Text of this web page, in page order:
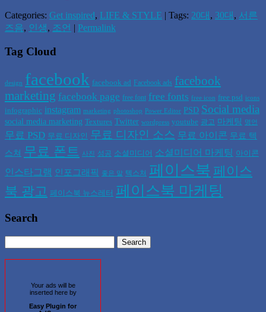
Categories: Get inspired, LIFE & STYLE | Tags: 20대 , 30대 , 서른
즈음, 인생, 조언 | Permalink
Tag Cloud
design facebook facebook ad Facebook ads facebook
marketing facebook page free font free fonts free icon free psd icons
infographic instagram marketing photoshop Power Editor PSD Social media
social media marketing Textures Twitter wordpress youtube 광고 마케팅 명언
무료 PSD 무료 디자인 무료 디자인 소스 무료 아이콘 무료 텍
스쳐 무료 폰트 사진 성공 소셜미디어 소셜미디어 마케팅 아이콘
인스타그램 인포그래픽 좋은 말 텍스쳐 페이스북 페이스
북 광고 페이스북 뉴스레터 페이스북 마케팅
Search
Your ads will be
inserted here by
Easy Plugin for